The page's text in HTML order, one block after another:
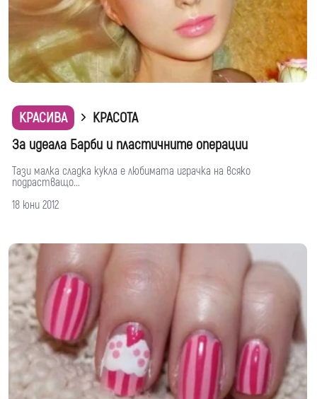
КРАСИВА
КРАСОТА
За идеала Барби и пластичните операции
Тази малка сладка кукла е любимата играчка на всяко
подрастващо...
18 юни 2012